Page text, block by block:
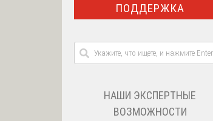
ПОДДЕРЖКА
НАШИ ЭКСПЕРТНЫЕ
ВОЗМОЖНОСТИ